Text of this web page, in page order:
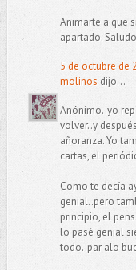
Animarte a que
apartado.
5 de octubre de
molinos dijo...
Anónimo..yo
volver..y
añoranza. Yo
cartas, el
Como te decía
genial..pero
principio, el
lo pasé genial
todo..par alo